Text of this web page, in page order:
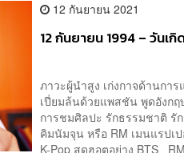
12 กันยายน 2021
12 กันยายน 1994 – วันเกิ
ภาวะผู้นำสูง เก่งกาจด้านกา
เปี่ยมล้นด้วยแพสชัน พูดอังก
การชมศิลปะ รักธรรมชาติ รั
คิมนัมจุน หรือ RM เมนแรปเ
K-Pop สุดฮอตอย่าง BTS